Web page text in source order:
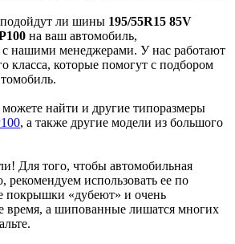
ли шины 195/55R15 85V
на ваш автомобиль,
с нашими менеджерами. У нас работают
класса, которые помогут с подбором
найти и другие типоразмеры
, а также другие модели из большого
Для того, чтобы автомобильная
рекомендуем использовать ее по
покрышки «дубеют» и очень
время, а шипованные лишатся многих